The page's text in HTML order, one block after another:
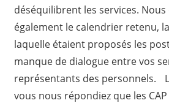
déséquilibrent les services.
également le calendrier retenu,
laquelle étaient proposés les
manque de dialogue entre vos
représentants des personnels.
vous nous répondiez que les